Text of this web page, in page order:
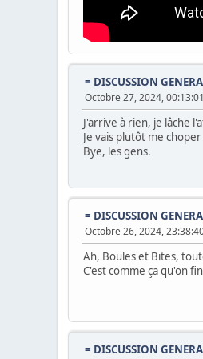
= DISCUSSION
Octobre 27, 2024, 00:13:01
J'arrive à rien, je lâche
Je vais plutôt me
Bye, les gens.
= DISCUSSION
Octobre 26, 2024,
Ah, Boules et Bites,
C'est comme ça qu'on
= DISCUSSION